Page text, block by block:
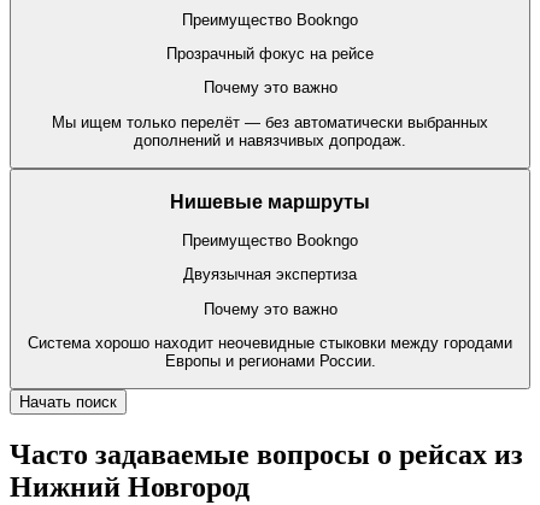
Преимущество Bookngo
Прозрачный фокус на рейсе
Почему это важно
Мы ищем только перелёт — без автоматически выбранных
дополнений и навязчивых допродаж.
Нишевые маршруты
Преимущество Bookngo
Двуязычная экспертиза
Почему это важно
Система хорошо находит неочевидные стыковки между городами
Европы и регионами России.
Начать поиск
Часто задаваемые вопросы о рейсах из
Нижний Новгород